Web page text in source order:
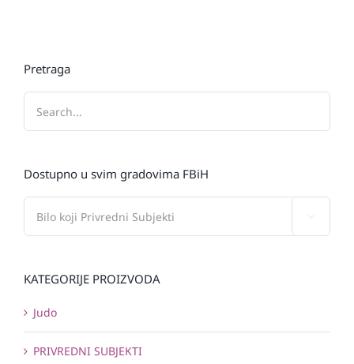
Pretraga
Dostupno u svim gradovima FBiH
KATEGORIJE PROIZVODA
Judo
PRIVREDNI SUBJEKTI